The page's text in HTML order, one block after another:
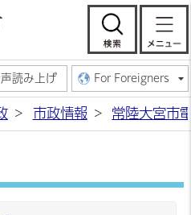
常陸大宮市公
検
読み上げ For Foreigners
市政情報 常陸大宮市